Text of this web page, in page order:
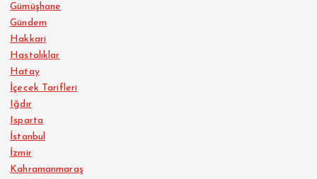
Gümüşhane
Gündem
Hakkari
Hastalıklar
Hatay
İçecek Tarifleri
Iğdır
Isparta
İstanbul
İzmir
Kahramanmaraş